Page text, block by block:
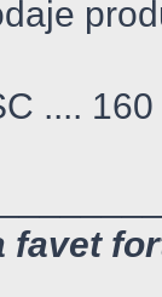
....
favet